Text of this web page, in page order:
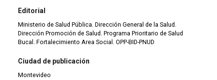
Editorial
Ministerio de Salud Pública. Dirección General de la Salud.
Dirección Promoción de Salud. Programa Prioritario de Salud
Bucal. Fortalecimiento Area Social. OPP-BID-PNUD
Ciudad de publicación
Montevideo